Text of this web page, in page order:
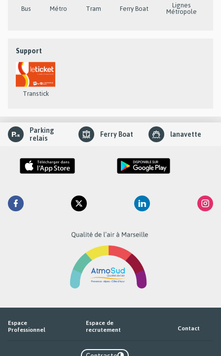
Bus Métro Tram Ferry Boat
Lignes
Métropole
Support
Transtick
slider
element
Parking
relais
Ferry Boat lanavette
Retrouvez
laFacebook Twitter Linkedin
Espace
Professionnel
Espace de
recrutement
Contact